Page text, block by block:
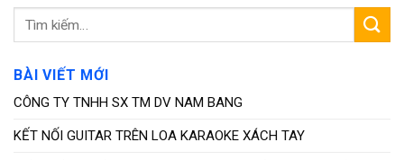
BÀI VIẾT MỚI
CÔNG TY TNHH SX TM DV NAM BANG
KẾT NỐI GUITAR TRÊN LOA KARAOKE XÁCH TAY